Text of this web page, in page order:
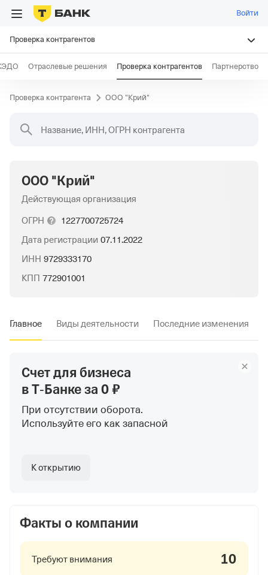
Войти
Проверка контрагентов
Отраслевые решения Проверка контрагентов Партнерство
Проверка контрагента ООО "Крий"
Название, ИНН, ОГРН контрагента
ООО "Крий"
Действующая организация
ОГРН
1227700725724
Дата регистрации 07.11.2022
ИНН 9729333170
КПП 772901001
Главное Виды деятельности Последние изменения
Счет для бизнеса
в Т‑Банкеза 0 ₽
При отсутствии оборота.
Используйте его как запасной
К открытию
Факты о компании
Требуют внимания 10